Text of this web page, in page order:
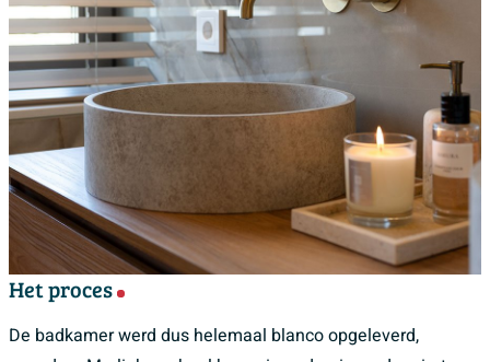
Het proces
De badkamer werd dus helemaal blanco opgeleverd,